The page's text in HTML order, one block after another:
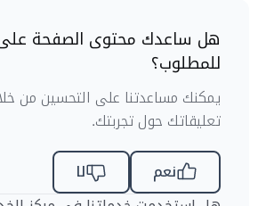
هل ساعدك محتوى الصفحة
للمطلوب؟
يمكنك مساعدتنا على التحسين من
تعليقاتك حول تجربتك.
نعم
لا